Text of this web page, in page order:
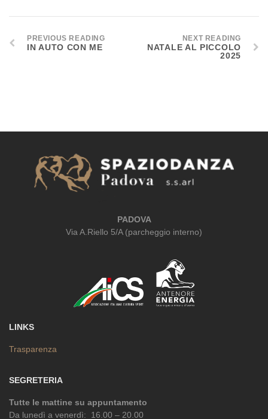
PREVIOUS READING
IN AUTO CON ME
NEXT READING
NATALE AL PICCOLO
2025
PADOVA
Via A.Riello 5/A (parcheggio interno)
LINKS
Trasparenza
SEGRETERIA
Tutte le mattine su appuntamento
Da lunedì a venerdì: 16.00 – 20.00